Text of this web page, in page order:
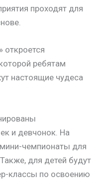
проходят для
откроется
ребятам
настоящие чудеса
и девчонок. На
чемпионаты для
для детей будут
классы по освоению